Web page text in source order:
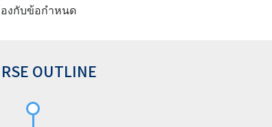
งกับข้อกำหนด
OUTLINE